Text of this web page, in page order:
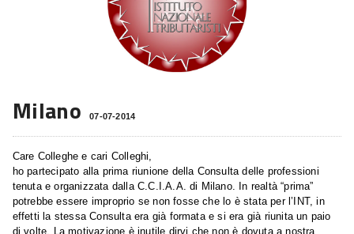
Milano 07-07-2014
Care Colleghe e cari Colleghi,
ho partecipato alla prima riunione della Consulta delle professioni
tenuta e organizzata dalla C.C.I.A.A. di Milano. In realtà “prima”
potrebbe essere improprio se non fosse che lo è stata per l’INT, in
effetti la stessa Consulta era già formata e si era già riunita un paio
di volte. La motivazione è inutile dirvi che non è dovuta a nostra